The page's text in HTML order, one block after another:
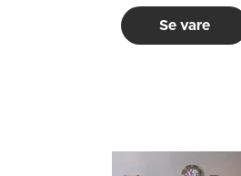
Se vare